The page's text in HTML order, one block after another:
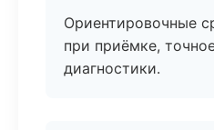
Ориентировочные
при приёмке,
диагностики.